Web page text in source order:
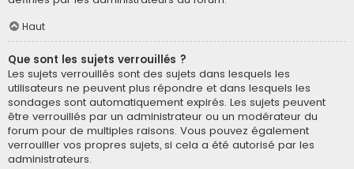
Haut
Que sont les sujets verrouillés ?
Les sujets verrouillés sont des sujets dans lesquels les
utilisateurs ne peuvent plus répondre et dans lesquels les
sondages sont automatiquement expirés. Les sujets peuvent
être verrouillés par un administrateur ou un modérateur du
forum pour de multiples raisons. Vous pouvez également
verrouiller vos propres sujets, si cela a été autorisé par les
administrateurs.